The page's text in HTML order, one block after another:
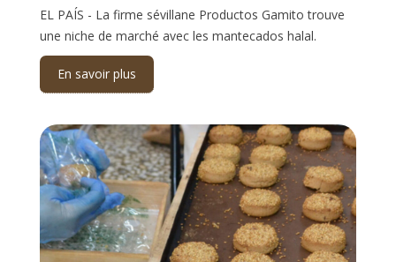
EL PAÍS - La firme sévillane Productos Gamito trouve
une niche de marché avec les mantecados halal.
En savoir plus